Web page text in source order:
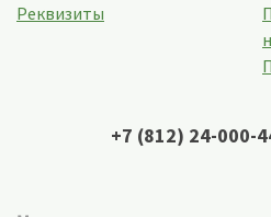
Реквизиты
+7 (812) 24-000-